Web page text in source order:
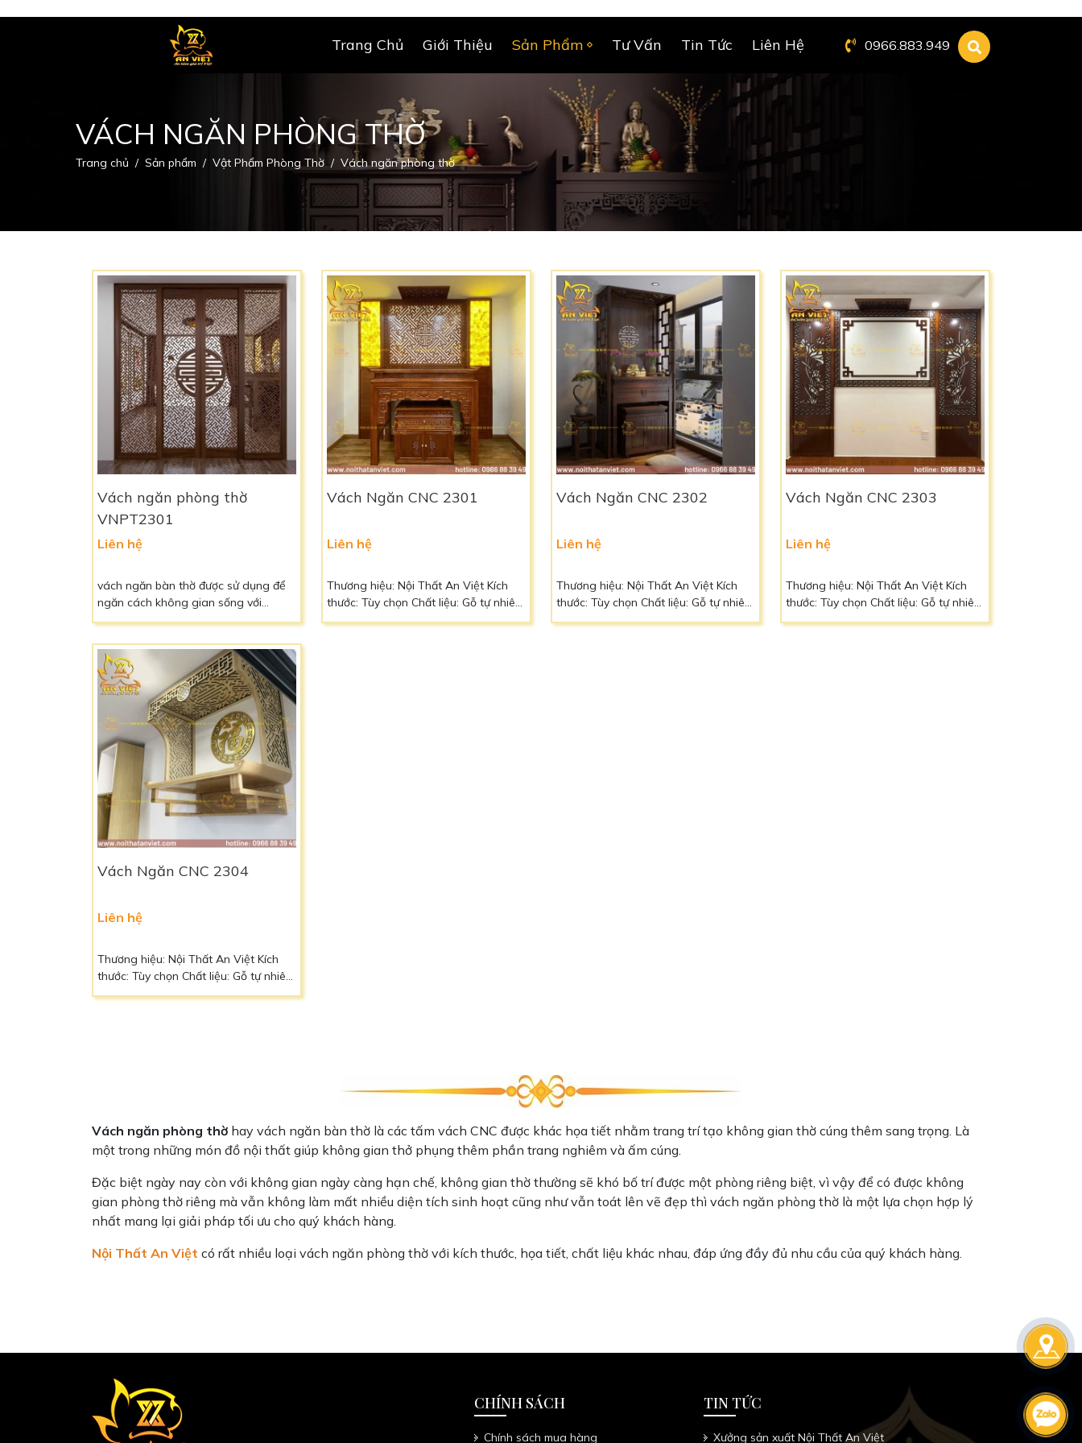
Trang Chủ Giới Thiệu Sản Phẩm Tư Vấn Tin Tức Liên Hệ 0966.883.949
VÁCH NGĂN PHÒNG THỜ
Trang chủ Sản phẩm Vật Phẩm Phòng Thờ Vách ngăn phòng thờ
Vách ngăn phòng thờ
VNPT2301
Liên hệ
vách ngăn bàn thờ được sử dụng để
ngăn cách không gian sống với
không gian thờ cúng
Vách Ngăn CNC 2301
Liên hệ
Thương hiệu: Nội Thất An Việt Kích
thước: Tùy chọn Chất liệu: Gỗ tự nhiên
cao cấp hoặc gỗ công nghiệp MDF
Vách Ngăn CNC 2302
Liên hệ
Thương hiệu: Nội Thất An Việt Kích
thước: Tùy chọn Chất liệu: Gỗ tự nhiên
cao cấp hoặc gỗ công nghiệp MDF
Vách Ngăn CNC 2303
Liên hệ
Thương hiệu: Nội Thất An Việt Kích
thước: Tùy chọn Chất liệu: Gỗ tự nhiên
cao cấp hoặc gỗ công nghiệp MDF
Vách Ngăn CNC 2304
Liên hệ
Thương hiệu: Nội Thất An Việt Kích
thước: Tùy chọn Chất liệu: Gỗ tự nhiên
cao cấp hoặc gỗ công nghiệp MDF
Vách ngăn phòng thờ hay vách ngăn bàn thờ là các tấm vách CNC được khác họa tiết nhằm trang trí tạo không gian thờ cúng thêm sang trọng. Là
một trong những món đồ nội thất giúp không gian thở phụng thêm phần trang nghiêm và ấm cúng.
Đặc biệt ngày nay còn với không gian ngày càng hạn chế, không gian thờ thường sẽ khó bố trí được một phòng riêng biệt, vì vậy để có được không
gian phòng thờ riêng mà vẫn không làm mất nhiều diện tích sinh hoạt cũng như vẫn toát lên vẽ đẹp thì vách ngăn phòng thờ là một lựa chọn hợp lý
nhất mang lại giải pháp tối ưu cho quý khách hàng.
Nội Thất An Việt có rất nhiều loại vách ngăn phòng thờ với kích thước, họa tiết, chất liệu khác nhau, đáp ứng đầy đủ nhu cầu của quý khách hàng.
CHÍNH SÁCH
Chính sách mua hàng
TIN TỨC
Xưởng sản xuất Nội Thất An Việt